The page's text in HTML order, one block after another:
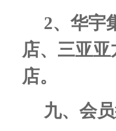
2、华宇
店、三亚
店。
九、会